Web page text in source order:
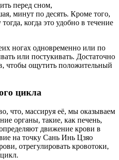
перед сном,
минут по десять. Кроме того,
когда это удобно в течение
ногах одновременно или по
или постукивать. Достаточно
чтобы ощутить положительный
цикла
что, массируя её, мы оказываем
органы, такие, как печень,
движение крови в
на точку Сань Инь Цзяо
отрегулировать кровотоки,
цикл.